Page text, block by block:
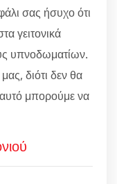
σας ήσυχο ότι
γειτονικά
υπνοδωματίων.
διότι δεν θα
αυτό μπορούμε να